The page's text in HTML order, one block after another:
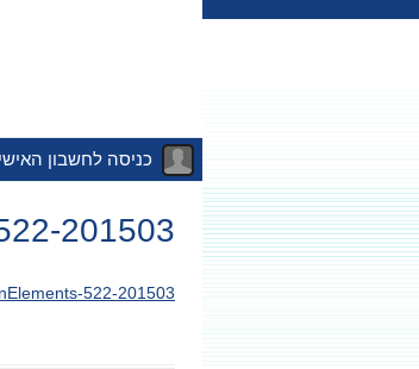
כניסה לחשבון האישי
201503-returnElements-522
201503-returnElements-522